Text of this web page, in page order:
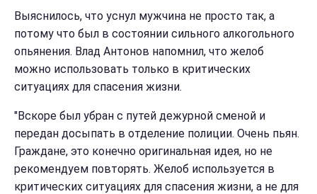
Выяснилось, что уснул мужчина не просто так, а
потому что был в состоянии сильного алкогольного
опьянения. Влад Антонов напомнил, что желоб
можно использовать только в критических
ситуациях для спасения жизни.
"Вскоре был убран с путей дежурной сменой и
передан досыпать в отделение полиции. Очень пьян.
Граждане, это конечно оригинальная идея, но не
рекомендуем повторять. Желоб используется в
критических ситуациях для спасения жизни, а не для